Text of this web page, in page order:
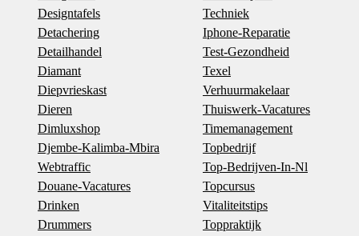
Designtafels
Detachering
Detailhandel
Diamant
Diepvrieskast
Dieren
Dimluxshop
Djembe-Kalimba-Mbira
Webtraffic
Douane-Vacatures
Drinken
Drummers
Techniek
Iphone-Reparatie
Test-Gezondheid
Texel
Verhuurmakelaar
Thuiswerk-Vacatures
Timemanagement
Topbedrijf
Top-Bedrijven-In-Nl
Topcursus
Vitaliteitstips
Toppraktijk